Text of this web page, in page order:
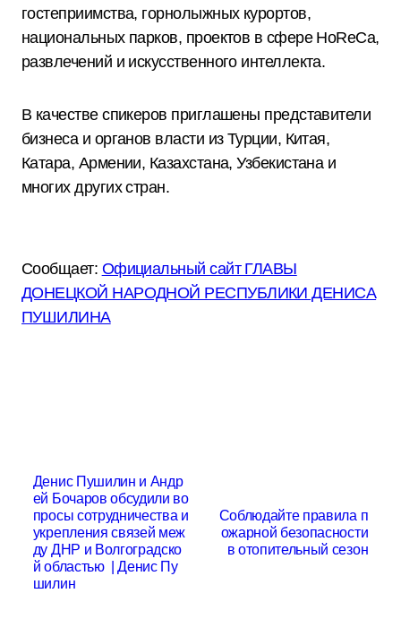
гостеприимства, горнолыжных курортов,
национальных парков, проектов в сфере HoReCa,
развлечений и искусственного интеллекта.
В качестве спикеров приглашены представители
бизнеса и органов власти из Турции, Китая,
Катара, Армении, Казахстана, Узбекистана и
многих других стран.
Сообщает: Официальный сайт ГЛАВЫ
ДОНЕЦКОЙ НАРОДНОЙ РЕСПУБЛИКИ ДЕНИСА
ПУШИЛИНА
Н
в
и
Денис Пушилин и Андр
ей Бочаров обсудили во
просы сотрудничества и
укрепления связей меж
ду ДНР и Волгоградско
й областью | Денис Пу
шилин
Соблюдайте правила п
ожарной безопасности
в отопительный сезон